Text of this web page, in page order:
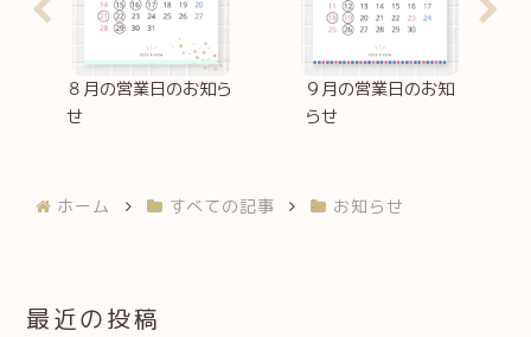
８月の営業日のお知ら
せ
９月の営業日のお知
らせ
ホーム すべての記事 お知らせ
最近の投稿